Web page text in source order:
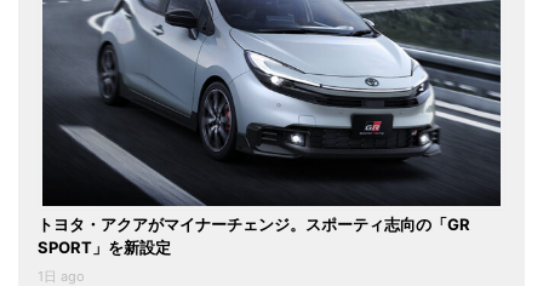
トヨタ・アクアがマイナーチェンジ。スポーティ志向の「GR
SPORT」を新設定
1日 ago